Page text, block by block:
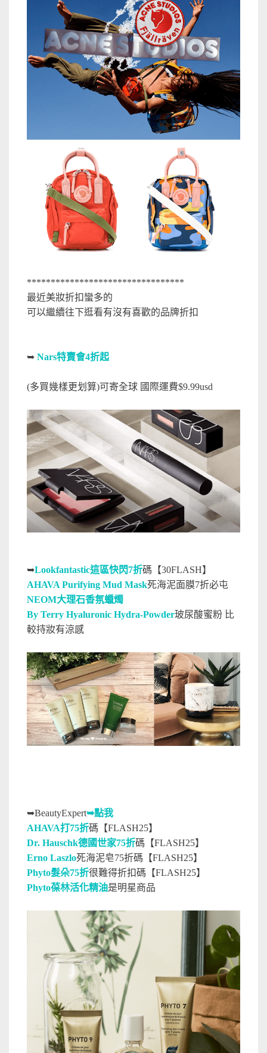
*********************************
最近美妝折扣蠻多的
可以繼續往下逛看有沒有喜歡的品牌折扣
➥ Nars特賣會4折起
(多買幾樣更划算)可寄全球 國際運費$9.99usd
➥Lookfantastic這區快閃7折碼【30FLASH】
AHAVA Purifying Mud Mask死海泥面膜7折必屯
NEOM大理石香氛蠟燭
By Terry Hyaluronic Hydra-Powder玻尿酸蜜粉 比
較持妝有涼感
➥BeautyExpert➥點我
AHAVA打75折碼【FLASH25】
Dr. Hauschk德國世家75折碼【FLASH25】
Erno Laszlo死海泥皂75折碼【FLASH25】
Phyto髮朵75折很難得折扣碼【FLASH25】
Phyto葆林活化精油是明星商品